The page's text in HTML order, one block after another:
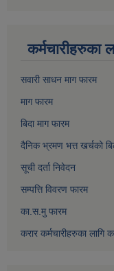
कर्मचारीहरुका
सवारी साधन माग फारम
माग फारम
बिदा माग फारम
दैनिक भ्रमण भत्त खर्चको
सूची दर्ता निवेदन
सम्पत्ति विवरण फारम
का.स.मु फारम
करार कर्मचारीहरुका लागि